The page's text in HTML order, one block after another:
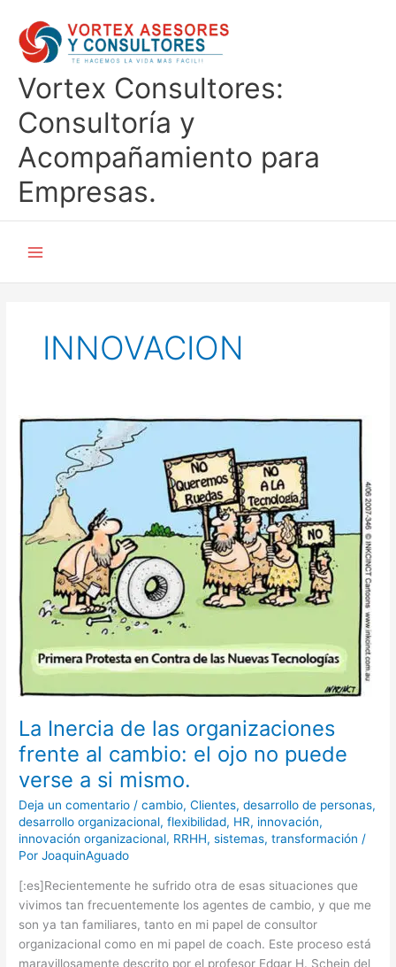
contenido
Vortex Consultores:
Consultoría y
Acompañamiento para
Empresas.
INNOVACION
La Inercia de las organizaciones
frente al cambio: el ojo no puede
verse a si mismo.
Deja un comentario /cambio,Clientes,desarrollo de personas,
desarrollo organizacional,flexibilidad, HR, innovación,
innovación organizacional, RRHH,sistemas,transformación /
PorJoaquinAguado
[:es]Recientemente he sufrido otra de esas situaciones que
vivimos tan frecuentemente los agentes de cambio, y que me
son ya tan familiares, tanto en mi papel de consultor
organizacional como en mi papel de coach. Este proceso está
maravillosamente descrito por el profesor Edgar H. Schein del
La
de
las
organizaciones
frente
al
cambio:
el
ojo
no
verse
a
si
mismo.